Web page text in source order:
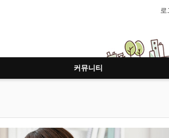
로
커뮤니티